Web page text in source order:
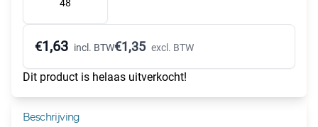
48
€1,63 incl. BTW€1,35 excl. BTW
Dit product is helaas uitverkocht!
Beschrijving